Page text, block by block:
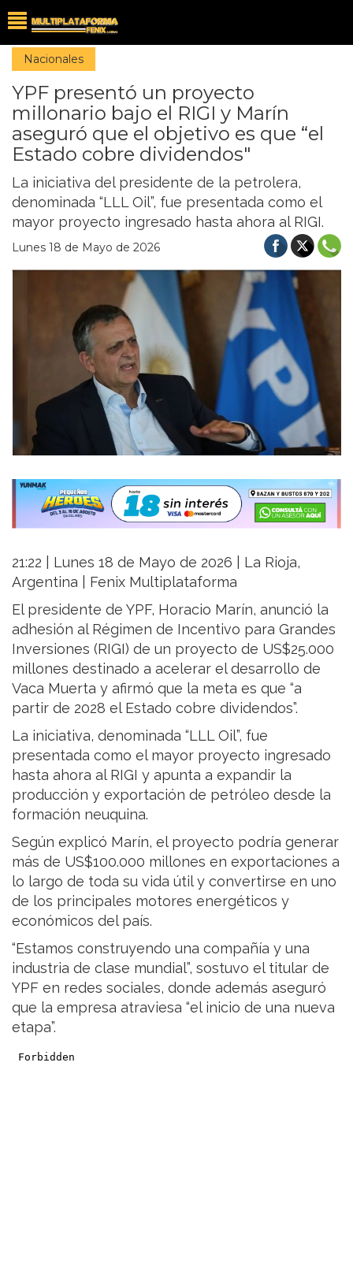
Nacionales
YPF presentó un proyecto
millonario bajo el RIGI y Marín
aseguró que el objetivo es que “el
Estado cobre dividendos"
La iniciativa del presidente de la petrolera,
denominada “LLL Oil”, fue presentada como el
mayor proyecto ingresado hasta ahora al RIGI.
Lunes 18 de Mayo de 2026
21:22 | Lunes 18 de Mayo de 2026 | La Rioja,
Argentina | Fenix Multiplataforma
El presidente de YPF, Horacio Marín, anunció la
adhesión al Régimen de Incentivo para Grandes
Inversiones (RIGI) de un proyecto de US$25.000
millones destinado a acelerar el desarrollo de
Vaca Muerta y afirmó que la meta es que “a
partir de 2028 el Estado cobre dividendos”.
La iniciativa, denominada “LLL Oil”, fue
presentada como el mayor proyecto ingresado
hasta ahora al RIGI y apunta a expandir la
producción y exportación de petróleo desde la
formación neuquina.
Según explicó Marín, el proyecto podría generar
más de US$100.000 millones en exportaciones a
lo largo de toda su vida útil y convertirse en uno
de los principales motores energéticos y
económicos del país.
“Estamos construyendo una compañía y una
industria de clase mundial”, sostuvo el titular de
YPF en redes sociales, donde además aseguró
que la empresa atraviesa “el inicio de una nueva
etapa”.